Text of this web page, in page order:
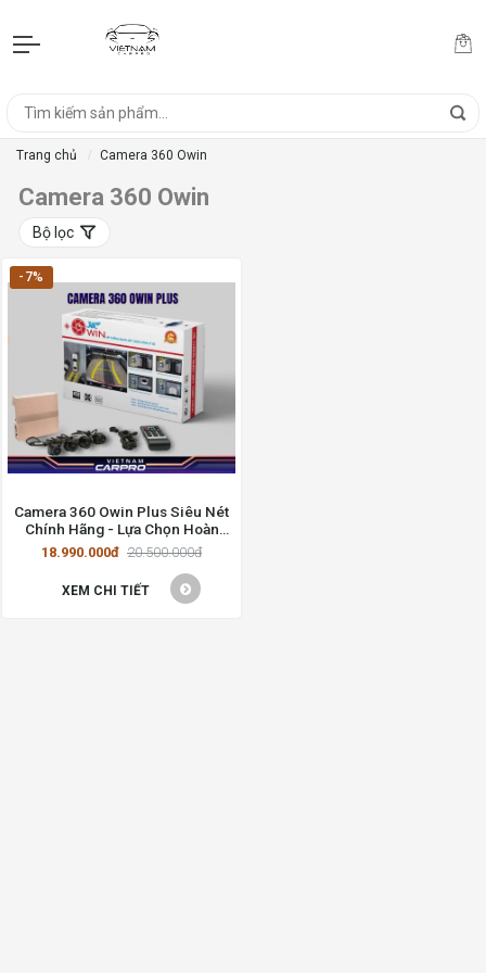
Trang chủ Camera 360 Owin
Camera 360 Owin
Bộ lọc
-7%
Camera 360 Owin Plus Siêu Nét
Chính Hãng - Lựa Chọn Hoàn
Hảo Cho Xe Hơi Tại TP.HCM
18.990.000đ 20.500.000đ
XEM CHI TIẾT